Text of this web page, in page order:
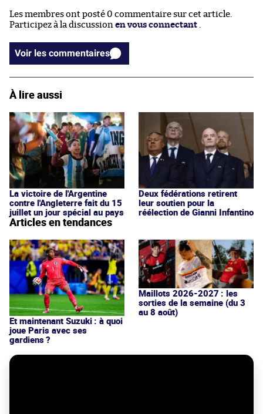
Les membres ont posté 0 commentaire sur cet article.
Participez à la discussion en vous connectant
Voir les commentaires
À lire aussi
La victoire de l'Argentine
contre l'Angleterre fait du 15
juillet un jour spécial au pays
Deux fédérations retirent
leur soutien pour la
réélection de Gianni Infantino
Articles en tendances
Et maintenant Suzuki : à quoi
joue Paris avec ses
gardiens ?
Maillots 2026-2027 : les
sorties de la semaine (du 3
au 8 août)